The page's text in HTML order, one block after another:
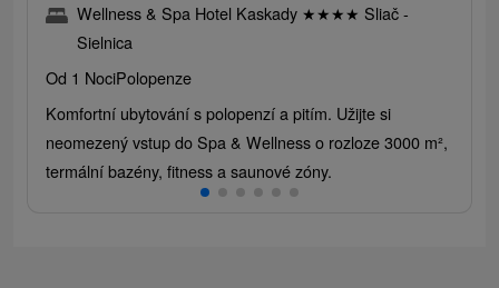
Wellness & Spa Hotel Kaskady ★★★★ Sliač -
Sielnica
Od 1 NociPolopenze
Komfortní ubytování s polopenzí a pitím. Užijte si
neomezený vstup do Spa & Wellness o rozloze 3000 m²,
termální bazény, fitness a saunové zóny.